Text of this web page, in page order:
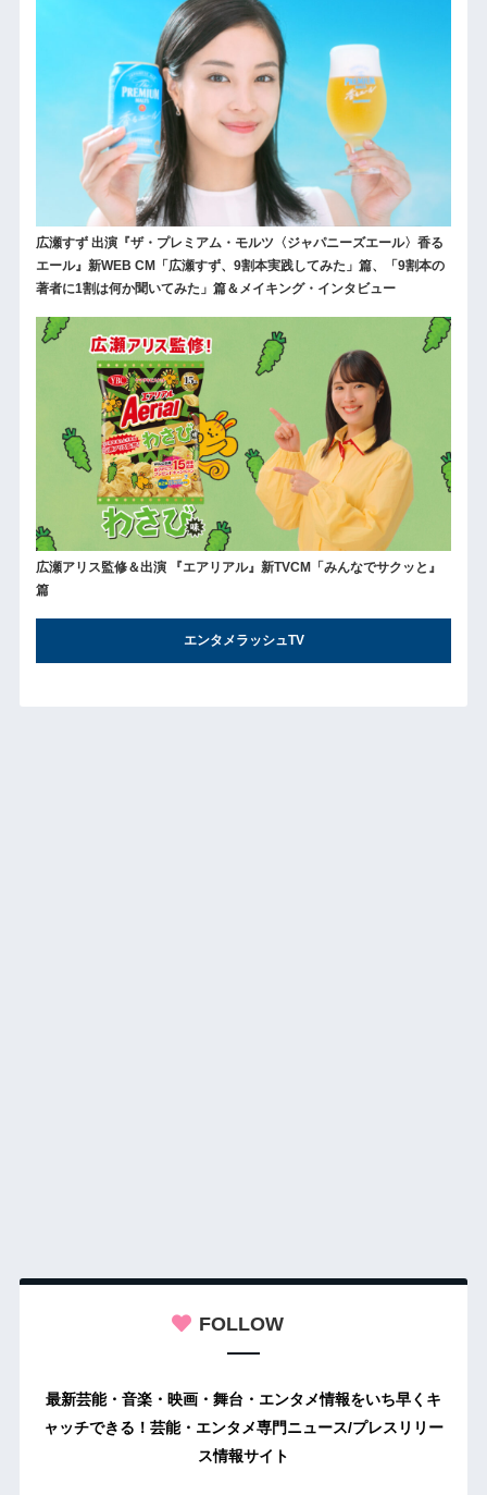
広瀬すず 出演『ザ・プレミアム・モルツ〈ジャパニーズエール〉香る
エール』新WEB CM「広瀬すず、9割本実践してみた」篇、「9割本の
著者に1割は何か聞いてみた」篇＆メイキング・インタビュー
広瀬アリス監修＆出演 『エアリアル』新TVCM「みんなでサクッと』
篇
エンタメラッシュTV
FOLLOW
最新芸能・音楽・映画・舞台・エンタメ情報をいち早くキ
ャッチできる！芸能・エンタメ専門ニュース/プレスリリー
ス情報サイト